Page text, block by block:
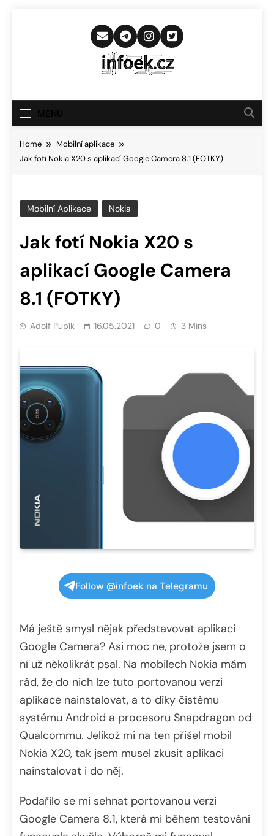
Infoek.cz
Novinkám
Home
Mobilní aplikace
Jak fotí Nokia X20 s aplikací Google Camera 8.1 (FOTKY)
Mobilní Aplikace Nokia
Jak fotí Nokia X20 s
aplikací Google Camera
8.1 (FOTKY)
Adolf Pupík 16.05.2021 0 3 Mins
Follow @infoek na Telegramu
Má ještě smysl nějak představovat aplikaci
Google Camera? Asi moc ne, protože jsem o
ní už několikrát psal. Na mobilech Nokia mám
rád, že do nich lze tuto portovanou verzi
aplikace nainstalovat, a to díky čistému
systému Android a procesoru Snapdragon od
Qualcommu. Jelikož mi na ten přišel mobil
Nokia X20, tak jsem musel zkusit aplikaci
nainstalovat i do něj.
Podařilo se mi sehnat portovanou verzi
Google Camera 8.1, která mi během testování